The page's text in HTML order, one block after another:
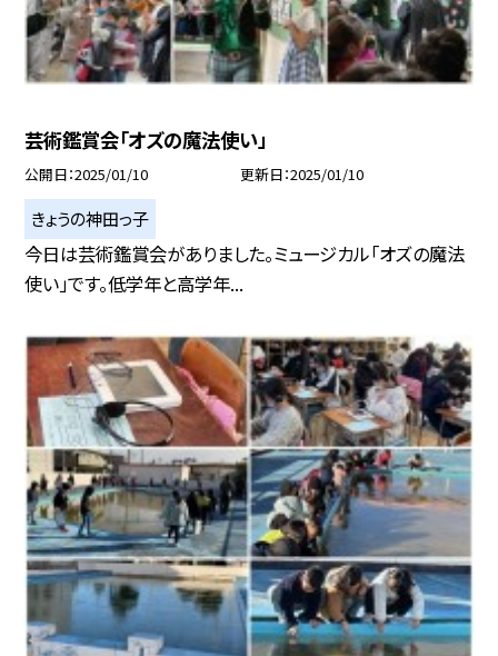
芸術鑑賞会「オズの魔法使い」
公開日 2025/01/10 更新日 2025/01/10
きょうの神田っ子
今日は芸術鑑賞会がありました。ミュージカル「オズの魔法
使い」です。低学年と高学年...